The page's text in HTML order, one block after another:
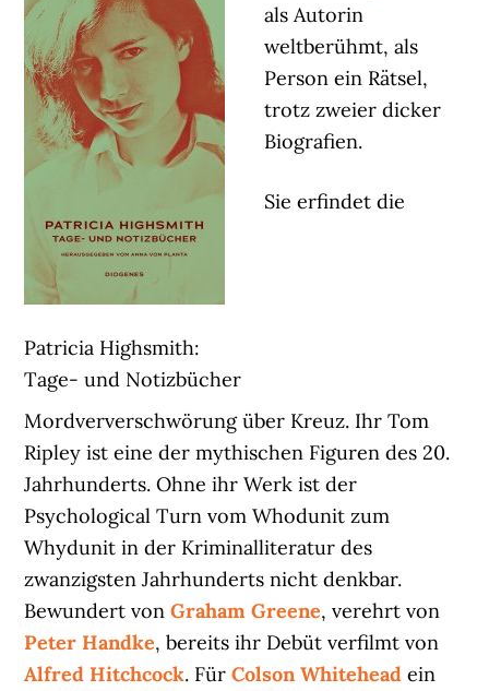
Patricia Highsmith:
Tage- und Notizbücher
als Autorin
weltberühmt, als
Person ein Rätsel,
trotz zweier dicker
Biografien.
Sie erfindet die
Mordververschwörung über Kreuz. Ihr Tom
Ripley ist eine der mythischen Figuren des 20.
Jahrhunderts. Ohne ihr Werk ist der
Psychological Turn vom Whodunit zum
Whydunit in der Kriminalliteratur des
zwanzigsten Jahrhunderts nicht denkbar.
Bewundert vonGraham Greene, verehrt von
Peter Handke, bereits ihr Debüt verfilmt von
Alfred Hitchcock. FürColson Whitehead ein